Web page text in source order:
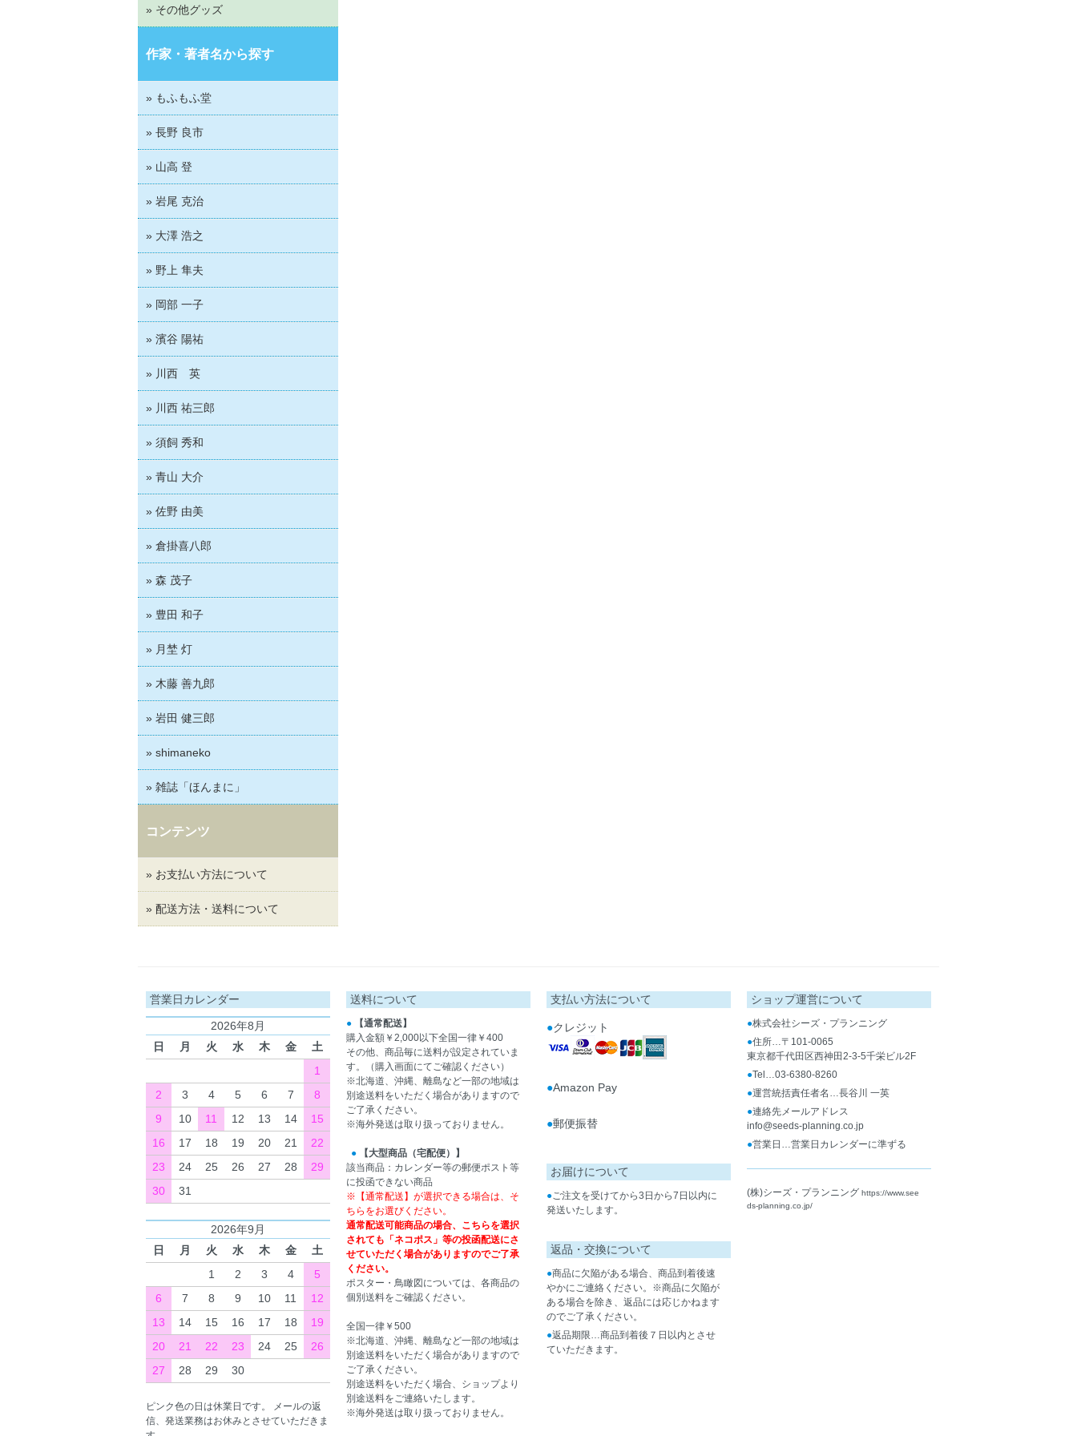
» その他グッズ
作家・著者名から探す
» もふもふ堂
» 長野 良市
» 山高 登
» 岩尾 克治
» 大澤 浩之
» 野上 隼夫
» 岡部 一子
» 濱谷 陽祐
» 川西 英
» 川西 祐三郎
» 須飼 秀和
» 青山 大介
» 佐野 由美
» 倉掛喜八郎
» 森 茂子
» 豊田 和子
» 月埜 灯
» 木藤 善九郎
» 岩田 健三郎
» shimaneko
» 雑誌「ほんまに」
コンテンツ
» お支払い方法について
» 配送方法・送料について
営業日カレンダー
2026年8月
日
月 火 水 木 金
土
1
2
3 4 5 6 7
8
9
10 11 12 13 14
15
16
17 18 19 20 21
22
23
24 25 26 27 28
29
30
31
2026年9月
日
月 火 水 木 金
土
1
2 3 4
5
6
7 8 9 10 11
12
13
14 15 16 17 18
19
20
21 22 23 24 25
26
27
28 29 30
ピンク色の日は休業日です。 メールの返
信、発送業務はお休みとさせていただきま
送料について
●
【通常配送】
購入金額￥2,000以下全国一律￥400
その他、商品毎に送料が設定されていま
す。（購入画面にてご確認ください）
※北海道、沖縄、離島など一部の地域は
別途送料をいただく場合がありますので
ご了承ください。
※海外発送は取り扱っておりません。
●
【大型商品（宅配便）】
該当商品：カレンダー等の郵便ポスト等
に投函できない商品
※【通常配送】が選択できる場合は、そ
ちらをお選びください。
通常配送可能商品の場合、こちらを選択
されても「ネコポス」等の投函配送にさ
せていただく場合がありますのでご了承
ください。
ポスター・鳥瞰図については、各商品の
個別送料をご確認ください。
全国一律￥500
※北海道、沖縄、離島など一部の地域は
別途送料をいただく場合がありますので
ご了承ください。
別途送料をいただく場合、ショップより
別途送料をご連絡いたします。
※海外発送は取り扱っておりません。
支払い方法について
●クレジット
●Amazon Pay
●郵便振替
お届けについて
●ご注文を受けてから3日から7日以内に
発送いたします。
返品・交換について
●商品に欠陥がある場合、商品到着後速
やかにご連絡ください。※商品に欠陥が
ある場合を除き、返品には応じかねます
のでご了承ください。
●返品期限…商品到着後７日以内とさせ
ていただきます。
ショップ運営について
●株式会社シーズ・プランニング
●住所…〒101-0065
東京都千代田区西神田2-3-5千栄ビル2F
●Tel…03-6380-8260
●運営統括責任者名…長谷川 一英
●連絡先メールアドレス
info@seeds-planning.co.jp
●営業日…営業日カレンダーに準ずる
(株)シーズ・プランニング https://www.see
ds-planning.co.jp/